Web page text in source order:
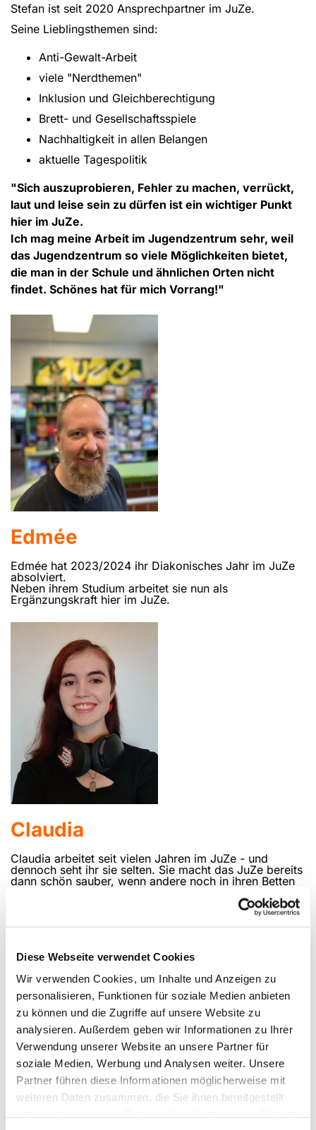
Diese Webseite verwendet Cookies
Wir verwenden Cookies, um Inhalte und Anzeigen zu
personalisieren, Funktionen für soziale Medien anbieten
zu können und die Zugriffe auf unsere Website zu
analysieren. Außerdem geben wir Informationen zu Ihrer
Verwendung unserer Website an unsere Partner für
soziale Medien, Werbung und Analysen weiter. Unsere
Partner führen diese Informationen möglicherweise mit
weiteren Daten zusammen, die Sie ihnen bereitgestellt
Stefan ist seit 2020 Ansprechpartner im JuZe.
Seine Lieblingsthemen sind:
Anti-Gewalt-Arbeit
viele "Nerdthemen"
Inklusion und Gleichberechtigung
Brett- und Gesellschaftsspiele
Nachhaltigkeit in allen Belangen
aktuelle Tagespolitik
"Sich auszuprobieren, Fehler zu machen, verrückt,
laut und leise sein zu dürfen ist ein wichtiger Punkt
hier im JuZe.
Ich mag meine Arbeit im Jugendzentrum sehr, weil
das Jugendzentrum so viele Möglichkeiten bietet,
die man in der Schule und ähnlichen Orten nicht
findet. Schönes hat für mich Vorrang!"
Edmée
Edmée hat 2023/2024 ihr Diakonisches Jahr im JuZe
absolviert.
Neben ihrem Studium arbeitet sie nun als
Ergänzungskraft hier im JuZe.
Claudia
Claudia arbeitet seit vielen Jahren im JuZe - und
dennoch seht ihr sie selten. Sie macht das JuZe bereits
dann schön sauber, wenn andere noch in ihren Betten